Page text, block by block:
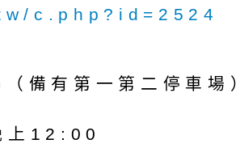
c.php?id=2524
備有第一第二停車場）
上12:00